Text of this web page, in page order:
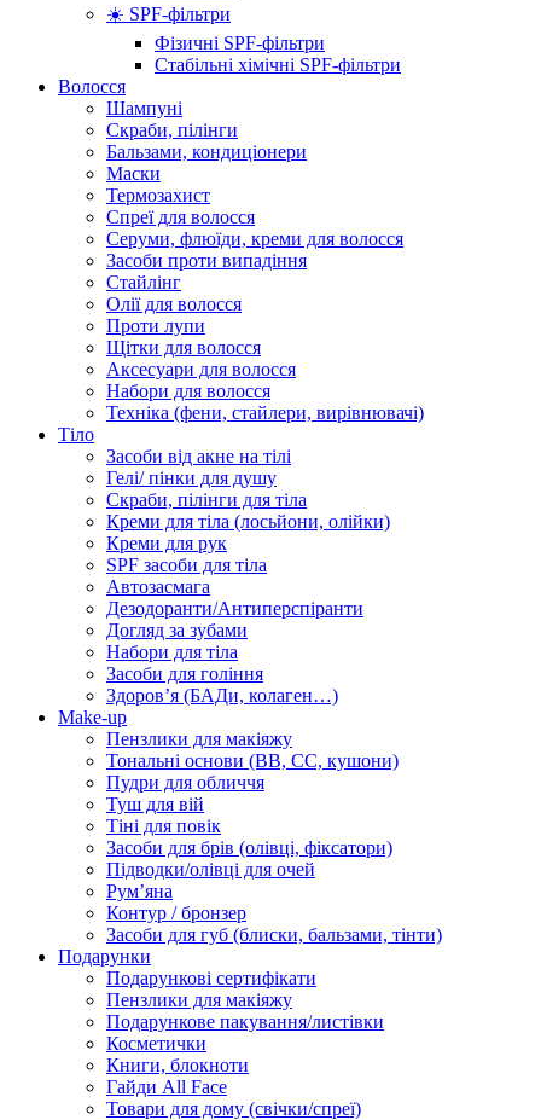
☀️ SPF-фільтри
Фізичні SPF-фільтри
Стабільні хімічні SPF-фільтри
Волосся
Шампуні
Скраби, пілінги
Бальзами, кондиціонери
Маски
Термозахист
Спреї для волосся
Серуми, флюїди, креми для волосся
Засоби проти випадіння
Стайлінг
Олії для волосся
Проти лупи
Щітки для волосся
Аксесуари для волосся
Набори для волосся
Техніка (фени, стайлери, вирівнювачі)
Тіло
Засоби від акне на тілі
Гелі/ пінки для душу
Скраби, пілінги для тіла
Креми для тіла (лосьйони, олійки)
Креми для рук
SPF засоби для тіла
Автозасмага
Дезодоранти/Антиперспіранти
Догляд за зубами
Набори для тіла
Засоби для гоління
Здоровʼя (БАДи, колаген…)
Make-up
Пензлики для макіяжу
Тональні основи (BB, CC, кушони)
Пудри для обличчя
Туш для вій
Тіні для повік
Засоби для брів (олівці, фіксатори)
Підводки/олівці для очей
Румʼяна
Контур / бронзер
Засоби для губ (блиски, бальзами, тінти)
Подарунки
Подарункові сертифікати
Пензлики для макіяжу
Подарункове пакування/листівки
Косметички
Книги, блокноти
Гайди All Face
Товари для дому (свічки/спреї)